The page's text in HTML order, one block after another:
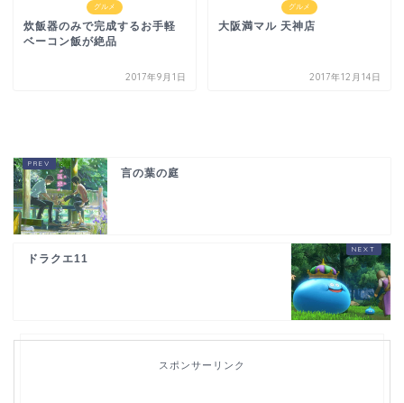
グルメ
炊飯器のみで完成するお手軽
ベーコン飯が絶品
2017年9月1日
グルメ
大阪満マル 天神店
2017年12月14日
言の葉の庭
ドラクエ11
スポンサーリンク